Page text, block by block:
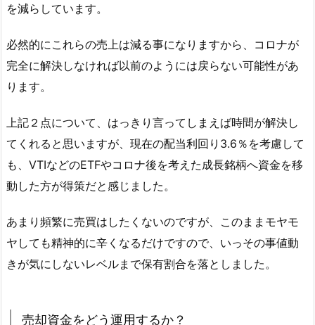
を減らしています。
必然的にこれらの売上は減る事になりますから、コロナが
完全に解決しなければ以前のようには戻らない可能性があ
ります。
上記２点について、はっきり言ってしまえば時間が解決し
てくれると思いますが、現在の配当利回り3.6％を考慮して
も、VTIなどのETFやコロナ後を考えた成長銘柄へ資金を移
動した方が得策だと感じました。
あまり頻繁に売買はしたくないのですが、このままモヤモ
ヤしても精神的に辛くなるだけですので、いっその事値動
きが気にしないレベルまで保有割合を落としました。
売却資金をどう運用するか？